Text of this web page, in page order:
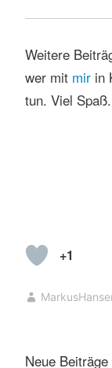
Weitere
wer mit mirin
tun. Viel Spaß.
+1
Neue Beiträge